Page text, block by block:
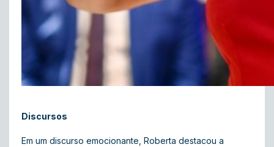
Discursos
Em um discurso emocionante, Roberta destacou a